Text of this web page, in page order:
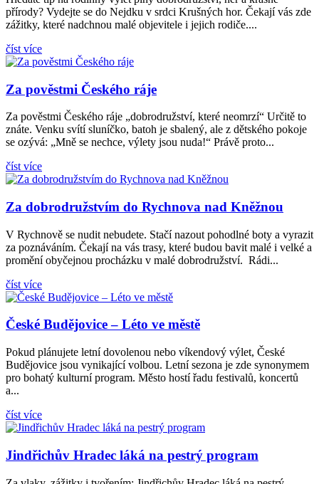
přírody? Vydejte se do Nejdku v srdci Krušných hor. Čekají vás zde
zážitky, které nadchnou malé objevitele i jejich rodiče....
číst více
Za pověstmi Českého ráje
Za pověstmi Českého ráje „dobrodružství, které neomrzí“ Určitě to
znáte. Venku svítí sluníčko, batoh je sbalený, ale z dětského pokoje
se ozývá: „Mně se nechce, výlety jsou nuda!“ Právě proto...
číst více
Za dobrodružstvím do Rychnova nad Kněžnou
V Rychnově se nudit nebudete. Stačí nazout pohodlné boty a vyrazit
za poznáváním. Čekají na vás trasy, které budou bavit malé i velké a
promění obyčejnou procházku v malé dobrodružství. Rádi...
číst více
České Budějovice – Léto ve městě
Pokud plánujete letní dovolenou nebo víkendový výlet, České
Budějovice jsou vynikající volbou. Letní sezona je zde synonymem
pro bohatý kulturní program. Město hostí řadu festivalů, koncertů
a...
číst více
Jindřichův Hradec láká na pestrý program